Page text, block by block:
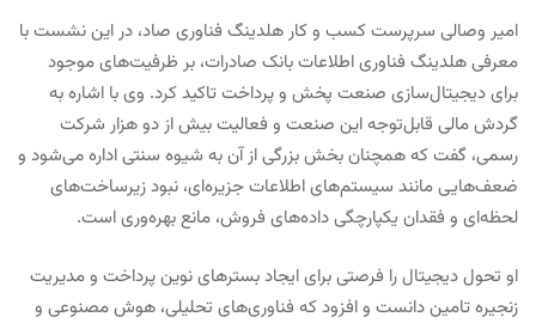
امیر وصالی سرپرست کسب و کار هلدینگ فناوری صاد، در این نشست با
معرفی هلدینگ فناوری اطلاعات بانک صادرات، بر ظرفیت‌های موجود
برای دیجیتال‌سازی صنعت پخش و پرداخت تاکید کرد. وی با اشاره به
گردش مالی قابل‌توجه این صنعت و فعالیت بیش از دو هزار شرکت
رسمی، گفت که همچنان بخش بزرگی از آن به شیوه سنتی اداره می‌شود و
ضعف‌هایی مانند سیستم‌های اطلاعات جزیره‌ای، نبود زیرساخت‌های
لحظه‌ای و فقدان یکپارچگی داده‌های فروش، مانع بهره‌وری است.
او تحول دیجیتال را فرصتی برای ایجاد بسترهای نوین پرداخت و مدیریت
زنجیره تامین دانست و افزود که فناوری‌های تحلیلی، هوش مصنوعی و